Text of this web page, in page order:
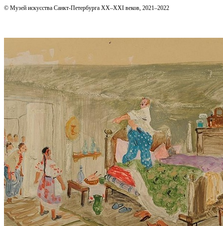
© Музей искусства Санкт-Петербурга XX–XXI веков, 2021–2022